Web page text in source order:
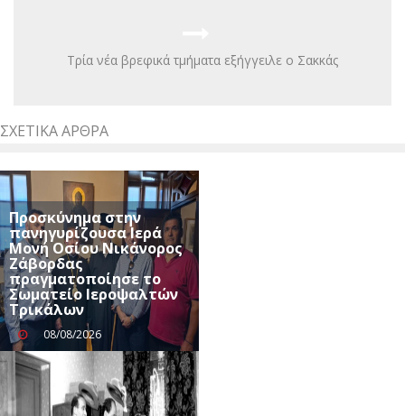
Τρία νέα βρεφικά τμήματα εξήγγειλε ο Σακκάς
ΣΧΕΤΙΚΆ ΆΡΘΡΑ
Προσκύνημα στην
πανηγυρίζουσα Ιερά
Μονή Οσίου Νικάνορος
Ζάβορδας
πραγματοποίησε το
Σωματείο Ιεροψαλτών
Τρικάλων
08/08/2026